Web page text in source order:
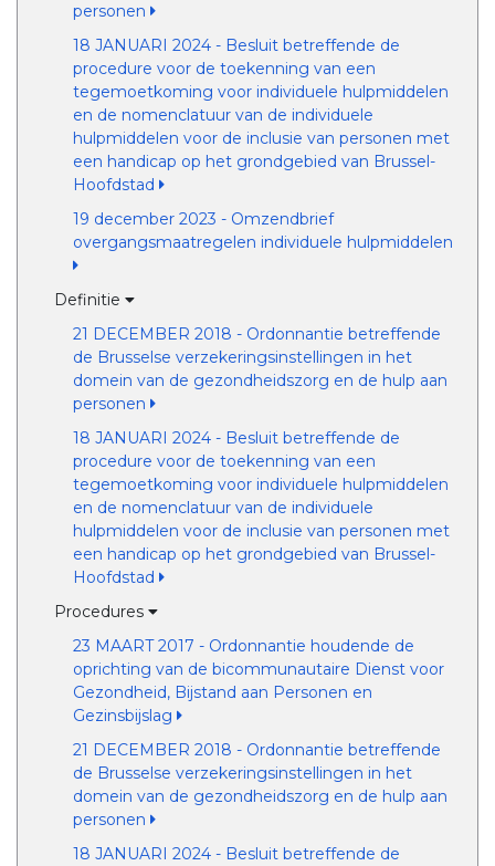
personen
18 JANUARI 2024 - Besluit betreffende de
procedure voor de toekenning van een
tegemoetkoming voor individuele hulpmiddelen
en de nomenclatuur van de individuele
hulpmiddelen voor de inclusie van personen met
een handicap op het grondgebied van Brussel-
Hoofdstad
19 december 2023 - Omzendbrief
overgangsmaatregelen individuele hulpmiddelen
Definitie
21 DECEMBER 2018 - Ordonnantie betreffende
de Brusselse verzekeringsinstellingen in het
domein van de gezondheidszorg en de hulp aan
personen
18 JANUARI 2024 - Besluit betreffende de
procedure voor de toekenning van een
tegemoetkoming voor individuele hulpmiddelen
en de nomenclatuur van de individuele
hulpmiddelen voor de inclusie van personen met
een handicap op het grondgebied van Brussel-
Hoofdstad
Procedures
23 MAART 2017 - Ordonnantie houdende de
oprichting van de bicommunautaire Dienst voor
Gezondheid, Bijstand aan Personen en
Gezinsbijslag
21 DECEMBER 2018 - Ordonnantie betreffende
de Brusselse verzekeringsinstellingen in het
domein van de gezondheidszorg en de hulp aan
personen
18 JANUARI 2024 - Besluit betreffende de